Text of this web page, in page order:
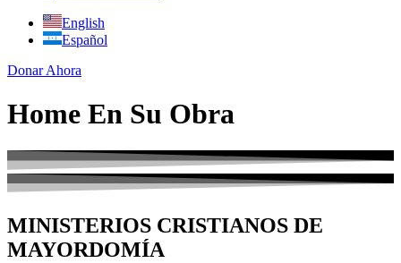
English
Español
Donar Ahora
Home En Su Obra
MINISTERIOS CRISTIANOS DE
MAYORDOMÍA